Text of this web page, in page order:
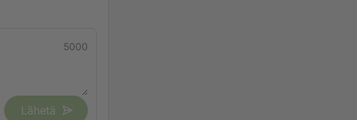
5000
Lähetä